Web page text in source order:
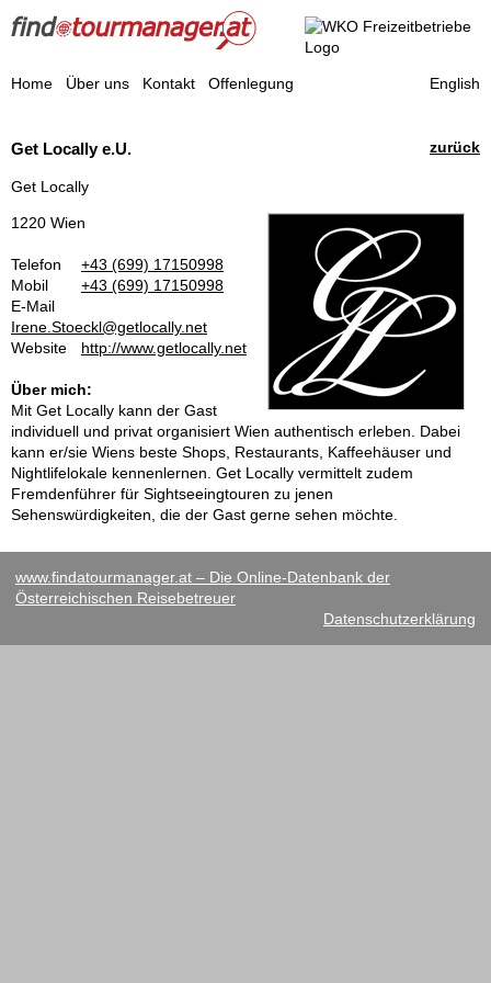
Find a Tourmanager
Home Über uns Kontakt Offenlegung English
zurück
Get Locally e.U.
Get Locally
1220 Wien
Telefon
+43 (699) 17150998
Mobil
+43 (699) 17150998
E-Mail
Irene.Stoeckl@getlocally.net
Website
http://www.getlocally.net
Über mich:
Mit Get Locally kann der Gast
individuell und privat organisiert Wien authentisch erleben. Dabei
kann er/sie Wiens beste Shops, Restaurants, Kaffeehäuser und
Nightlifelokale kennenlernen. Get Locally vermittelt zudem
Fremdenführer für Sightseeingtouren zu jenen
Sehenswürdigkeiten, die der Gast gerne sehen möchte.
www.findatourmanager.at – Die Online-Datenbank der
Österreichischen Reisebetreuer
Datenschutzerklärung